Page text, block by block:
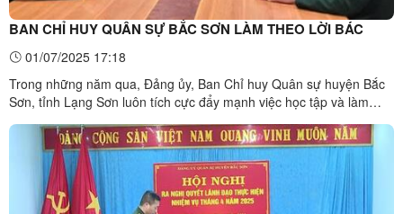
BAN CHỈ HUY QUÂN SỰ BẮC SƠN LÀM THEO LỜI BÁC
01/07/2025 17:18
Trong những năm qua, Đảng ủy, Ban Chỉ huy Quân sự huyện Bắc
Sơn, tỉnh Lạng Sơn luôn tích cực đẩy mạnh việc học tập và làm
dựng hình ảnh “Bộ đội Cụ Hồ” và khả năng sẵn sàng chiến đấu của
cán bộ, chiến sỹ trong đơn vị. Đảng ủy Quân sự, Ban ...